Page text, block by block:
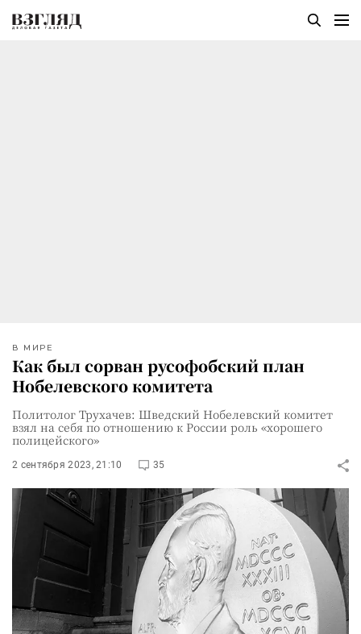
В МИРЕ
Как был сорван русофобский план
Нобелевского комитета
Политолог Трухачев: Шведский Нобелевский комитет
взял на себя по отношению к России роль «хорошего
полицейского»
2 сентября 2023, 21:10 35